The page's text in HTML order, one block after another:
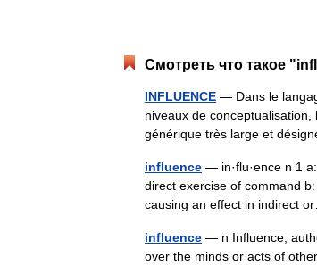
Смотреть что такое
INFLUENCE — Dans le
niveaux de
générique très large et
influence — in·flu·ence n 1
direct exercise of command
causing an effect in indirect
influence — n Influence,
over the minds or acts of